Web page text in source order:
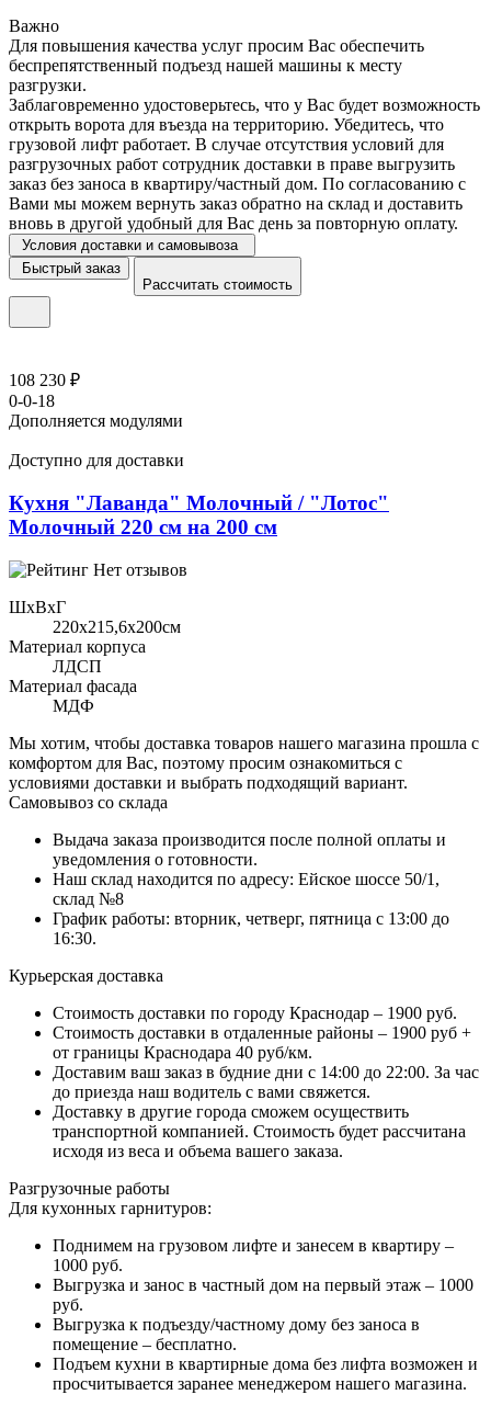
Важно
Для повышения качества услуг просим Вас обеспечить
беспрепятственный подъезд нашей машины к месту
разгрузки.
Заблаговременно удостоверьтесь, что у Вас будет возможность
открыть ворота для въезда на территорию. Убедитесь, что
грузовой лифт работает. В случае отсутствия условий для
разгрузочных работ сотрудник доставки в праве выгрузить
заказ без заноса в квартиру/частный дом. По согласованию с
Вами мы можем вернуть заказ обратно на склад и доставить
вновь в другой удобный для Вас день за повторную оплату.
Условия доставки и самовывоза
Быстрый заказ
Рассчитать стоимость
108 230 ₽
0-0-18
Дополняется модулями
Доступно для доставки
Кухня "Лаванда" Молочный / "Лотос"
Молочный 220 см на 200 см
Нет отзывов
ШхВхГ
220x215,6х200см
Материал корпуса
ЛДСП
Материал фасада
МДФ
Мы хотим, чтобы доставка товаров нашего магазина прошла с
комфортом для Вас, поэтому просим ознакомиться с
условиями доставки и выбрать подходящий вариант.
Самовывоз со склада
Выдача заказа производится после полной оплаты и
уведомления о готовности.
Наш склад находится по адресу: Ейское шоссе 50/1,
склад №8
График работы: вторник, четверг, пятница с 13:00 до
16:30.
Курьерская доставка
Стоимость доставки по городу Краснодар – 1900 руб.
Стоимость доставки в отдаленные районы – 1900 руб +
от границы Краснодара 40 руб/км.
Доставим ваш заказ в будние дни с 14:00 до 22:00. За час
до приезда наш водитель с вами свяжется.
Доставку в другие города сможем осуществить
транспортной компанией. Стоимость будет рассчитана
исходя из веса и объема вашего заказа.
Разгрузочные работы
Для кухонных гарнитуров:
Поднимем на грузовом лифте и занесем в квартиру –
1000 руб.
Выгрузка и занос в частный дом на первый этаж – 1000
руб.
Выгрузка к подъезду/частному дому без заноса в
помещение – бесплатно.
Подъем кухни в квартирные дома без лифта возможен и
просчитывается заранее менеджером нашего магазина.